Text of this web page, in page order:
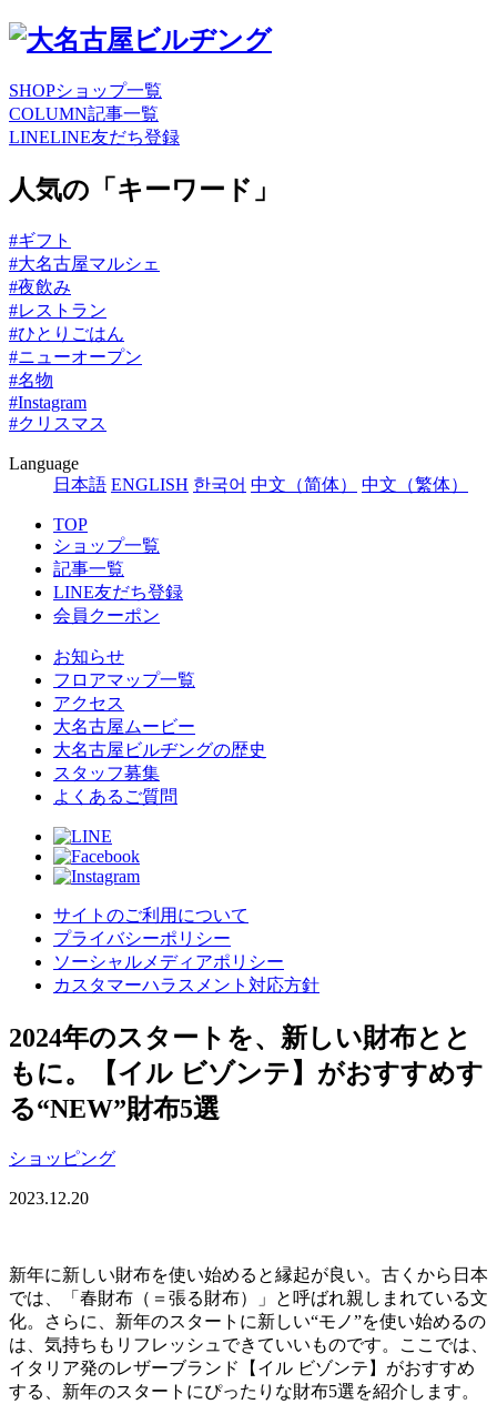
SHOPショップ一覧
COLUMN記事一覧
LINELINE友だち登録
人気の「キーワード」
#ギフト
#大名古屋マルシェ
#夜飲み
#レストラン
#ひとりごはん
#ニューオープン
#名物
#Instagram
#クリスマス
Language
日本語 ENGLISH 한국어 中文（简体） 中文（繁体）
TOP
ショップ一覧
記事一覧
LINE友だち登録
会員クーポン
お知らせ
フロアマップ一覧
アクセス
大名古屋ムービー
大名古屋ビルヂングの歴史
スタッフ募集
よくあるご質問
サイトのご利用について
プライバシーポリシー
ソーシャルメディアポリシー
カスタマーハラスメント対応方針
2024年のスタートを、新しい財布とと
もに。【イル ビゾンテ】がおすすめす
る“NEW”財布5選
ショッピング
2023.12.20
新年に新しい財布を使い始めると縁起が良い。古くから日本
では、「春財布（＝張る財布）」と呼ばれ親しまれている文
化。さらに、新年のスタートに新しい“モノ”を使い始めるの
は、気持ちもリフレッシュできていいものです。ここでは、
イタリア発のレザーブランド【イル ビゾンテ】がおすすめ
する、新年のスタートにぴったりな財布5選を紹介します。